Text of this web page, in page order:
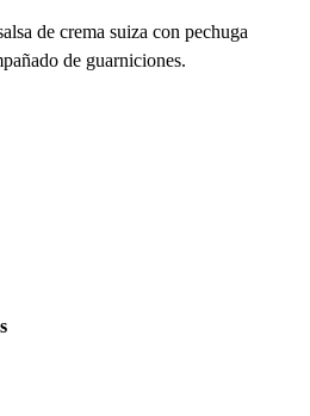
de crema suiza con pechuga
de guarniciones.